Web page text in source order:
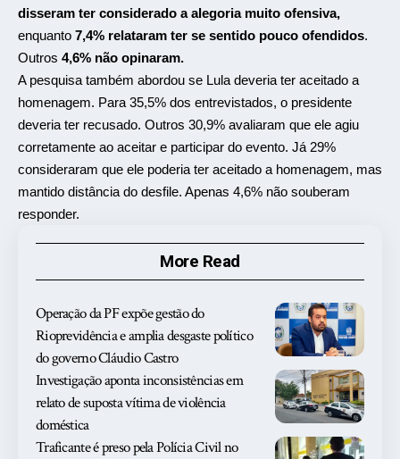
disseram ter considerado a alegoria muito ofensiva,
enquanto 7,4% relataram ter se sentido pouco ofendidos.
Outros 4,6% não opinaram.
A pesquisa também abordou se Lula deveria ter aceitado a
homenagem. Para 35,5% dos entrevistados, o presidente
deveria ter recusado. Outros 30,9% avaliaram que ele agiu
corretamente ao aceitar e participar do evento. Já 29%
consideraram que ele poderia ter aceitado a homenagem, mas
mantido distância do desfile. Apenas 4,6% não souberam
responder.
More Read
Operação da PF expõe gestão do
Rioprevidência e amplia desgaste político
do governo Cláudio Castro
Investigação aponta inconsistências em
relato de suposta vítima de violência
doméstica
Traficante é preso pela Polícia Civil no